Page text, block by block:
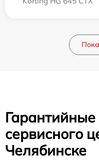
Гарантийные
сервисного
Челябинске